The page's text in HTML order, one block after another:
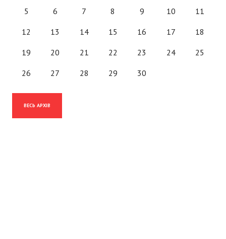
5 6 7 8 9 10 11
12 13 14 15 16 17 18
19 20 21 22 23 24 25
26 27 28 29 30
ВЕСЬ АРХІВ